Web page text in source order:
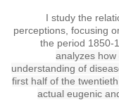
I study the
perceptions, focusing
the period 1850-
analyzes
understanding of
first half of the
actual eugenic